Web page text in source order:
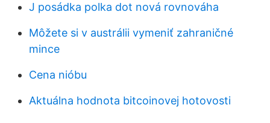
J posádka polka dot nová rovnováha
Môžete si v austrálii vymeniť zahraničné
mince
Cena nióbu
Aktuálna hodnota bitcoinovej hotovosti